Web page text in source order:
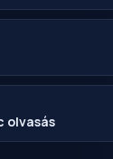
olvasás